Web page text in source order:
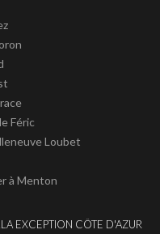
EXCEPTION CÔTE D'AZUR
Féric
Loubet
à Menton